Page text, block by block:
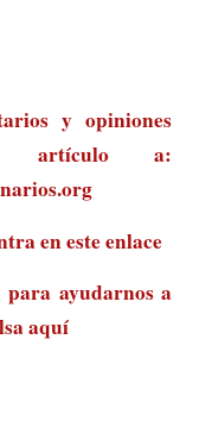
y opiniones
artículo a:
eneste enlace
ayudarnos a
aquí